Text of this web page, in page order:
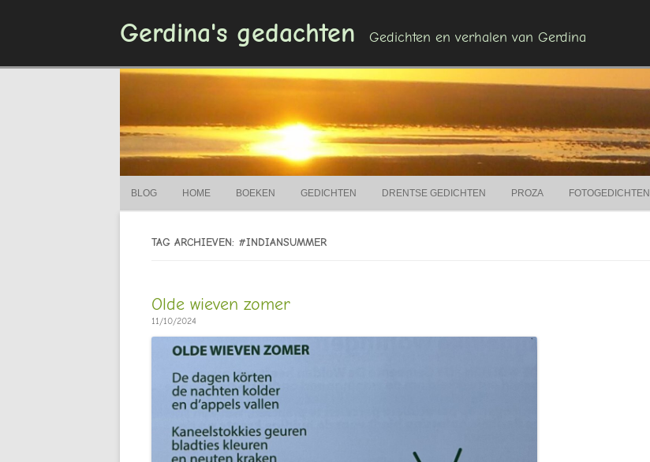
Gerdina's gedachten Gedichten en verhalen van Gerdina
BLOG HOME BOEKEN GEDICHTEN DRENTSE GEDICHTEN PROZA FOTOGEDICHTEN
TAG ARCHIEVEN: #INDIANSUMMER
Olde wieven zomer
11/10/2024